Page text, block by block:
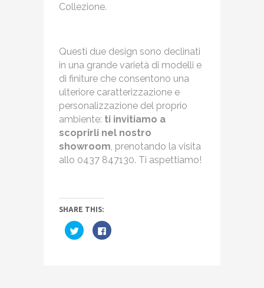
Collezione.
Questi due design sono declinati
in una grande varietà di modelli e
di finiture che consentono una
ulteriore caratterizzazione e
personalizzazione del proprio
ambiente: ti invitiamo a
scoprirli nel nostro
showroom, prenotando la visita
allo 0437 847130. Ti aspettiamo!
SHARE THIS:
Fai
clic
Fai
clic